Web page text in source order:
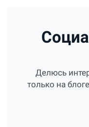
Делюсь
только на